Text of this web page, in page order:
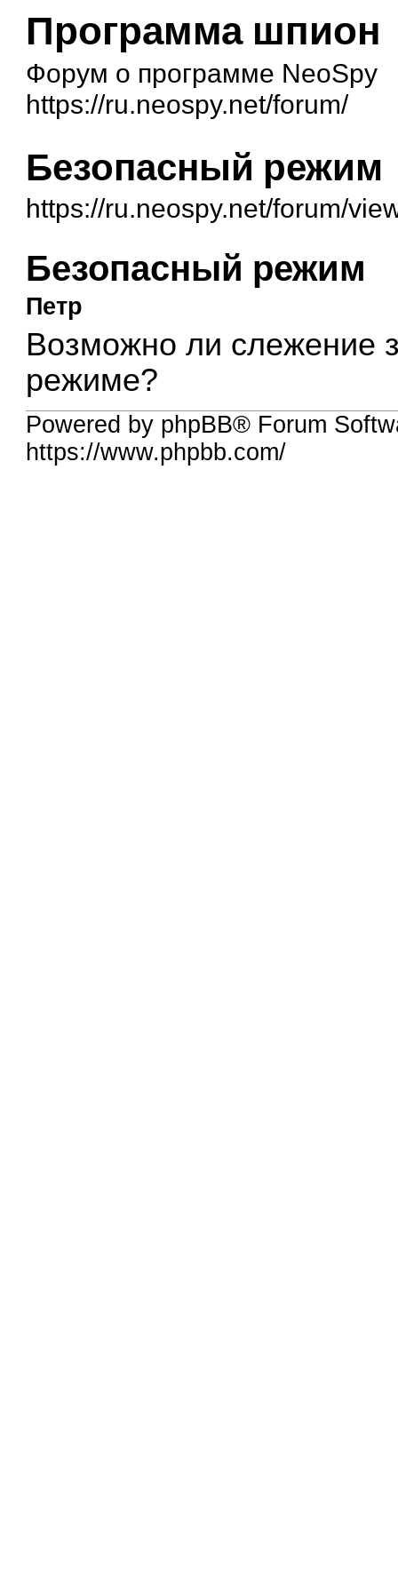
Программа шпион
Форум о программе NeoSpy
https://ru.neospy.net/forum/
Безопасный режим
https://ru.neospy.net/forum/
Безопасный режим
Петр
Возможно ли слежение
режиме?
Powered by phpBB® Forum
https://www.phpbb.com/